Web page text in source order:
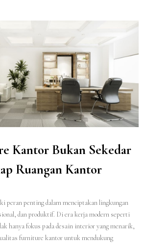
Kantor Bukan Sekedar
Ruangan Kantor
peran penting dalam menciptakan lingkungan
dan produktif. Di era kerja modern seperti
hanya fokus pada desain interior yang menarik,
furniture kantor untuk mendukung